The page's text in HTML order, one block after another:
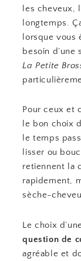
les cheveux,
longtemps.
lorsque vous
besoin
La Petite
Pour ceux et
le bon choix
le temps
lisser ou
retiennent la
rapidement,
sèche-
Le choix
question de
agréable et